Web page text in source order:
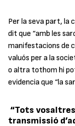
Per la seva part, la
dit que “amb les
manifestacions de
valuós per a la
o altra tothom hi
evidencia que “la
“Tots
transmissió